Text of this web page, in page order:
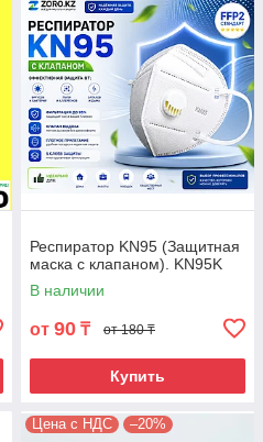
Респиратор KN95 (Защитная
маска c клапаном). KN95K
В наличии
от 90 ₸ от 180 ₸
Купить
Цена с НДС –20%